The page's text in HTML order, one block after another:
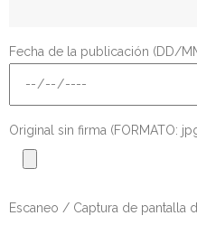
- - Galería 2024
Fecha de la publicación (DD/
Original sin firma (FORMATO:
Escaneo / Captura de pantalla